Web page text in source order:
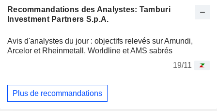
Recommandations des Analystes: Tamburi
Investment Partners S.p.A.
Avis d'analystes du jour : objectifs relevés sur Amundi,
Arcelor et Rheinmetall, Worldline et AMS sabrés
19/11
Plus de recommandations